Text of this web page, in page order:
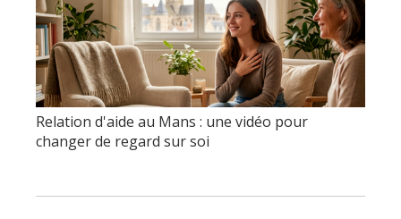
Relation d'aide au Mans : une vidéo pour
changer de regard sur soi